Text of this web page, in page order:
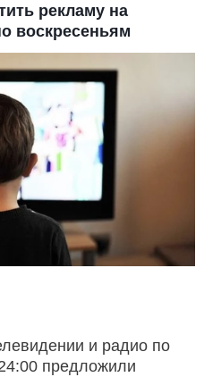
рекламу на
воскресеньям
и радио по
предложили